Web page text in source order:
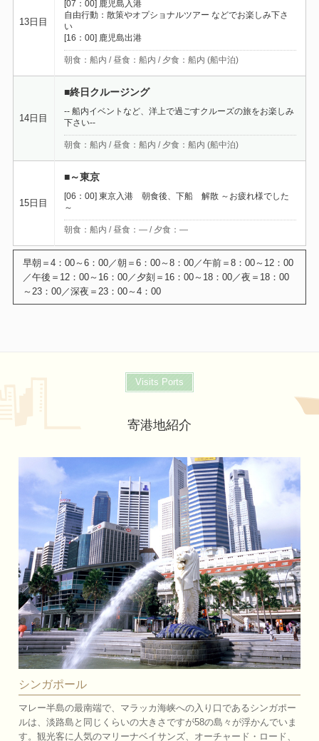
13日目
[07：00] 鹿児島入港
自由行動：散策やオプショナルツアー などでお楽しみ下さ
い
[16：00] 鹿児島出港
朝食：船内 / 昼食：船内 / 夕食：船内 (船中泊)
14日目
■終日クルージング
-- 船内イベントなど、洋上で過ごすクルーズの旅をお楽しみ
下さい--
朝食：船内 / 昼食：船内 / 夕食：船内 (船中泊)
15日目
■～東京
[06：00] 東京入港 朝食後、下船 解散 ～お疲れ様でした
～
朝食：船内 / 昼食：― / 夕食：―
Visits Ports
寄港地紹介
シンガポール
マレー半島の最南端で、マラッカ海峡への入り口であるシンガポー
ルは、淡路島と同じくらいの大きさですが58の島々が浮かんでいま
す。観光客に人気のマリーナベイサンズ、オーチャード・ロード、